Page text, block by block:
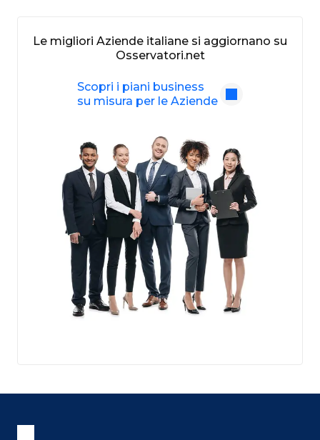
Le migliori Aziende italiane si aggiornano su
Osservatori.net
Scopri i piani business
su misura per le Aziende